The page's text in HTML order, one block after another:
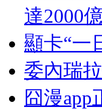
達2000
顯卡“一
委內瑞
囧漫app